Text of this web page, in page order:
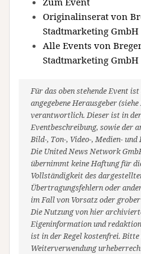
Originalinserat von
Stadtmarketing GmbH
Alle Events von
Stadtmarketing GmbH
Für das oben stehende Event
angegebene Herausgeber
verantwortlich. Dieser ist in
Eventbeschreibung, sowie der
Bild-, Ton-, Video-, Medien-
Die United News Network
übernimmt keine Haftung für
Vollständigkeit des
Übertragungsfehlern oder
im Fall von Vorsatz oder
Die Nutzung von hier
Eigeninformation und
ist in der Regel kostenfrei.
Weiterverwendung